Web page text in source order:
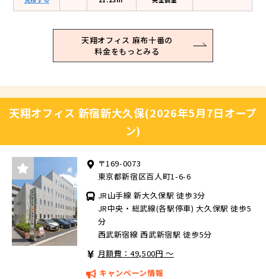
天翔オフィス 麻布十番の
料金をもっとみる
天翔オフィス 新宿新大久保(2026年5月7日オープ
ン)
〒169-0073
東京都新宿区百人町1-6-6
JR山手線 新大久保駅 徒歩3分
JR中央・総武線(各駅停車) 大久保駅 徒歩5
分
西武新宿線 西武新宿駅 徒歩5分
月額費：49,500円 ～
キャンペーン情報